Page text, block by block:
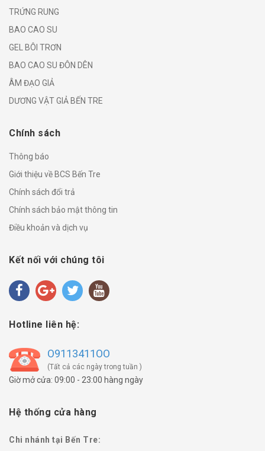
TRỨNG RUNG
BAO CAO SU
GEL BÔI TRƠN
BAO CAO SU ĐÔN DÊN
ÂM ĐẠO GIẢ
DƯƠNG VẬT GIẢ BẾN TRE
Chính sách
Thông báo
Giới thiệu về BCS Bến Tre
Chính sách đổi trả
Chính sách bảo mật thông tin
Điều khoản và dịch vụ
Kết nối với chúng tôi
Hotline liên hệ:
O9113411OO
(Tất cả các ngày trong tuần )
Giờ mở cửa: 09:00 - 23:00 hàng ngày
Hệ thống cửa hàng
Chi nhánh tại Bến Tre: